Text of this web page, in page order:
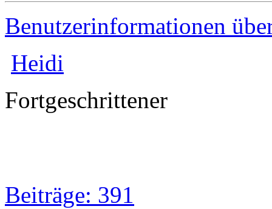
Benutzerinformationen
Heidi
Fortgeschrittener
Beiträge: 391